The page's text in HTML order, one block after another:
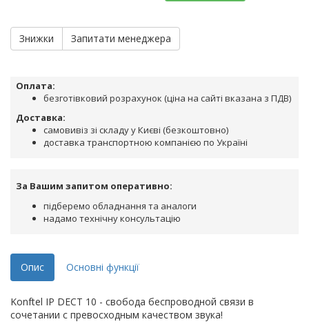
Знижки Запитати менеджера
Оплата:
безготівковий розрахунок (ціна на сайті вказана з ПДВ)
Доставка:
самовивіз зі складу у Києві (безкоштовно)
доставка транспортною компанією по Україні
За Вашим запитом оперативно:
підберемо обладнання та аналоги
надамо технічну консультацію
Опис Основні функції
Konftel IP DECT 10 - cвобода беспроводной связи в
сочетании с превосходным качеством звука!